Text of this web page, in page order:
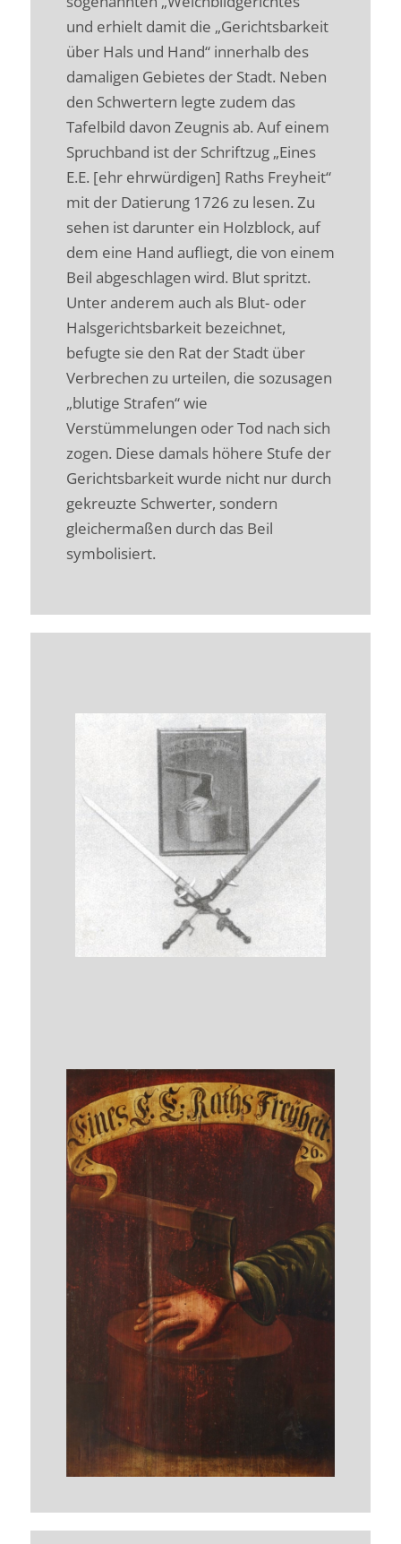
und erhielt damit die „Gerichtsbarkeit
über Hals und Hand“ innerhalb des
damaligen Gebietes der Stadt. Neben
den Schwertern legte zudem das
Tafelbild davon Zeugnis ab. Auf einem
Spruchband ist der Schriftzug „Eines
E.E. [ehr ehrwürdigen] Raths Freyheit“
mit der Datierung 1726 zu lesen. Zu
sehen ist darunter ein Holzblock, auf
dem eine Hand aufliegt, die von einem
Beil abgeschlagen wird. Blut spritzt.
Unter anderem auch als Blut- oder
Halsgerichtsbarkeit bezeichnet,
befugte sie den Rat der Stadt über
Verbrechen zu urteilen, die sozusagen
„blutige Strafen“ wie
Verstümmelungen oder Tod nach sich
zogen. Diese damals höhere Stufe der
Gerichtsbarkeit wurde nicht nur durch
gekreuzte Schwerter, sondern
gleichermaßen durch das Beil
symbolisiert.